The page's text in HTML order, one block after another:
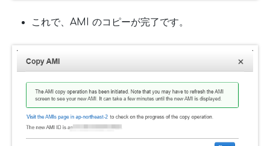
これで、AMI のコピーが完了です。